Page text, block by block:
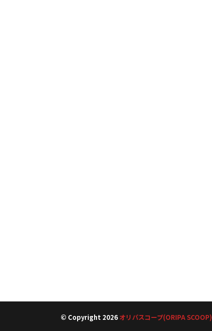
© Copyright 2026 オリパスコープ(ORIPA SCOOP)